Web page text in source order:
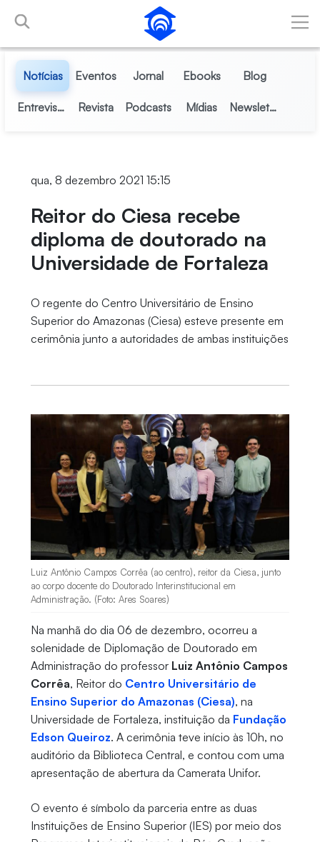
Pular para o Conteúdo principal
Notícias Eventos Jornal Ebooks Blog
Entrevistas Revista Podcasts Mídias Newsletter
qua, 8 dezembro 2021 15:15
Reitor do Ciesa recebe
diploma de doutorado na
Universidade de Fortaleza
O regente do Centro Universitário de Ensino
Superior do Amazonas (Ciesa) esteve presente em
cerimônia junto a autoridades de ambas instituições
Luiz Antônio Campos Corrêa (ao centro), reitor da Ciesa, junto
ao corpo docente do Doutorado Interinstitucional em
Administração. (Foto: Ares Soares)
Na manhã do dia 06 de dezembro, ocorreu a
solenidade de Diplomação de Doutorado em
Administração do professor Luiz Antônio Campos
Corrêa, Reitor do Centro Universitário de
Ensino Superior do Amazonas (Ciesa), na
Universidade de Fortaleza, instituição da Fundação
Edson Queiroz. A cerimônia teve início às 10h, no
auditório da Biblioteca Central, e contou com uma
apresentação de abertura da Camerata Unifor.
O evento é símbolo da parceria entre as duas
Instituições de Ensino Superior (IES) por meio dos